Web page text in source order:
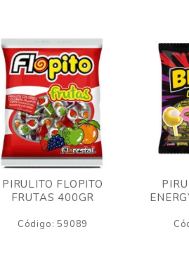
PIRULITO FLOPITO
FRUTAS 400GR
Código: 59089